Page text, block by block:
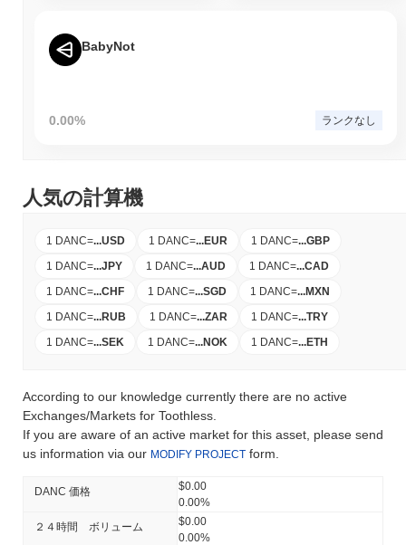
BabyNot
0.00% ランクなし
人気の計算機
1 DANC=...USD 1 DANC=...EUR 1 DANC=...GBP
1 DANC=...JPY 1 DANC=...AUD 1 DANC=...CAD
1 DANC=...CHF 1 DANC=...SGD 1 DANC=...MXN
1 DANC=...RUB 1 DANC=...ZAR 1 DANC=...TRY
1 DANC=...SEK 1 DANC=...NOK 1 DANC=...ETH
According to our knowledge currently there are no active
Exchanges/Markets for Toothless.
If you are aware of an active market for this asset, please send
us information via our MODIFY PROJECT form.
DANC 価格
$0.00
0.00%
２４時間 ボリューム
$0.00
0.00%